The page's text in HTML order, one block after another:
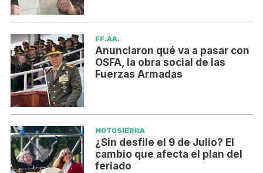
FF.AA.
Anunciaron qué va a pasar con
OSFA, la obra social de las
Fuerzas Armadas
MOTOSIERRA
¿Sin desfile el 9 de Julio? El
cambio que afecta el plan del
feriado